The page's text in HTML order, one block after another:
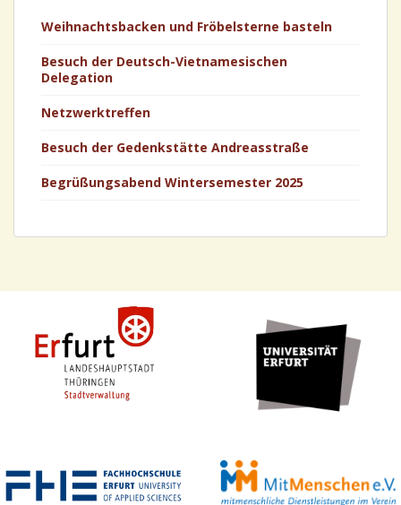
Weihnachtsbacken und Fröbelsterne basteln
Besuch der Deutsch-Vietnamesischen
Delegation
Netzwerktreffen
Besuch der Gedenkstätte Andreasstraße
Begrüßungsabend Wintersemester 2025